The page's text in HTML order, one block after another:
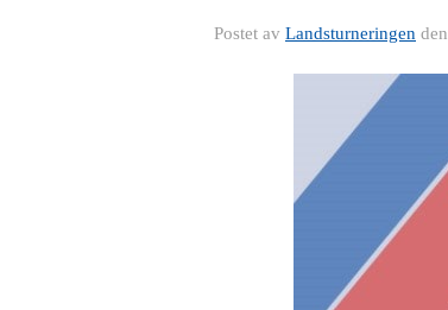
Postet av Landsturneringen den